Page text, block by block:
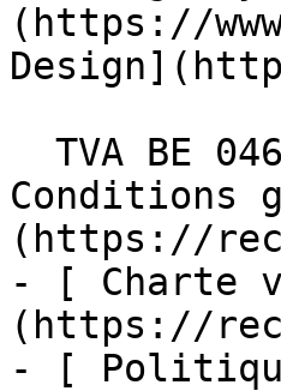
(https://
Conditions
(https://
- [ Charte
(https://
- [